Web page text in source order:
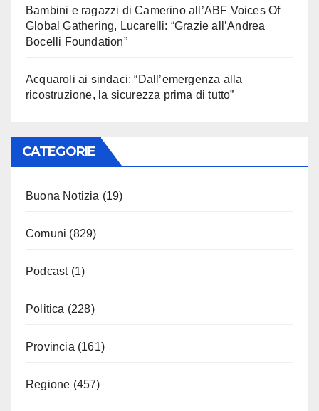
Bambini e ragazzi di Camerino all’ABF Voices Of
Global Gathering, Lucarelli: “Grazie all’Andrea
Bocelli Foundation”
Acquaroli ai sindaci: “Dall’emergenza alla
ricostruzione, la sicurezza prima di tutto”
CATEGORIE
Buona Notizia (19)
Comuni (829)
Podcast(1)
Politica (228)
Provincia (161)
Regione (457)